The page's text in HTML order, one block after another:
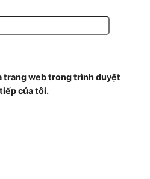
trang web trong trình duyệt
của tôi.